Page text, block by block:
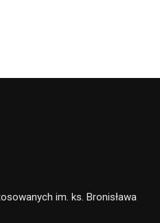
im. ks. Bronisława